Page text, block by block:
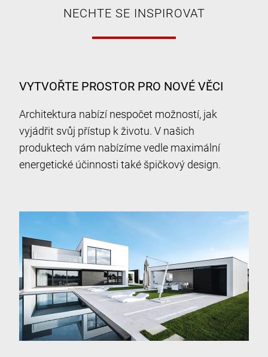
NECHTE SE INSPIROVAT
VYTVOŘTE PROSTOR PRO NOVÉ VĚCI
Architektura nabízí nespočet možností, jak
vyjádřit svůj přístup k životu. V našich
produktech vám nabízíme vedle maximální
energetické účinnosti také špičkový design.